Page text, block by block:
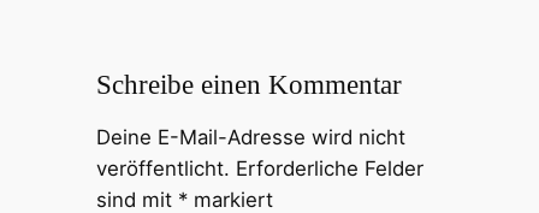
Schreibe einen Kommentar
Deine E-Mail-Adresse wird nicht
veröffentlicht. Erforderliche Felder
sind mit *markiert